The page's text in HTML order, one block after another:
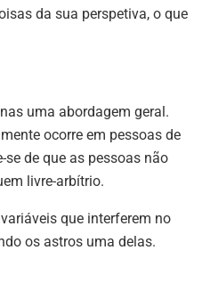
da sua perspetiva, o que
uma abordagem geral.
ocorre em pessoas de
de que as pessoas não
livre-arbítrio.
que interferem no
os astros uma delas.